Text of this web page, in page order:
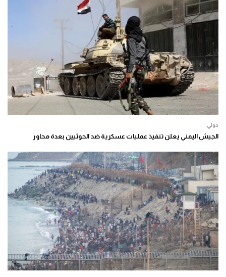
دولي
الجيش اليمني يعلن تنفيذ عمليات عسكرية ضد الحوثيين بعدة محاور